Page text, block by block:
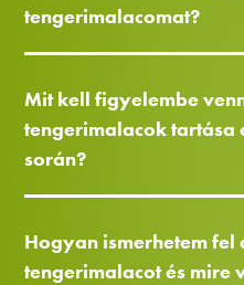
tengerimalacomat?
Mit kell figyelembe
tengerimalacok tartása
során?
Hogyan ismerhetem fel
tengerimalacot és mire